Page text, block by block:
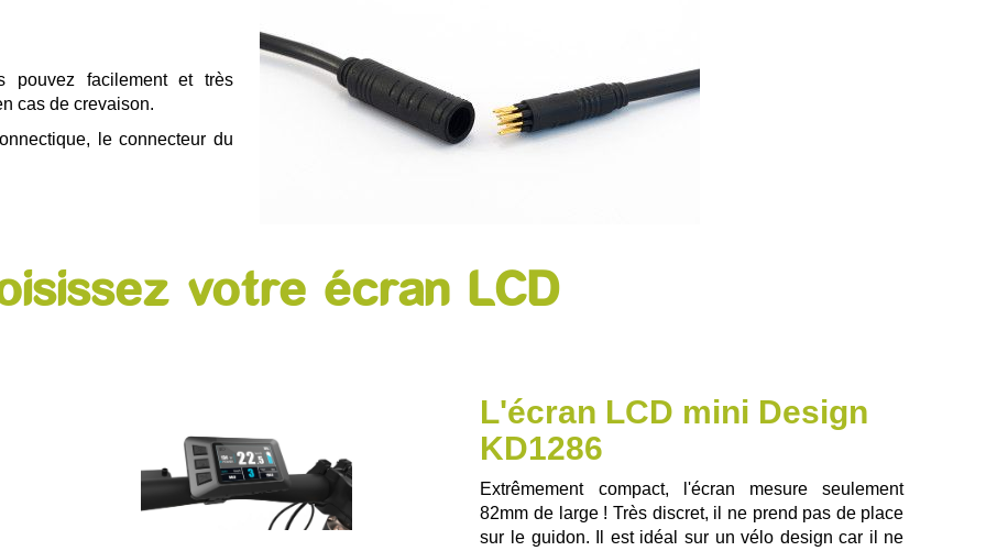
pouvez facilement et très
cas de crevaison.
le connecteur du
votre écran LCD
L'écran LCD mini Design
KD1286
Extrêmement compact, l'écran mesure seulement
82mm de large ! Très discret, il ne prend pas de place
sur le guidon. Il est idéal sur un vélo design car il ne